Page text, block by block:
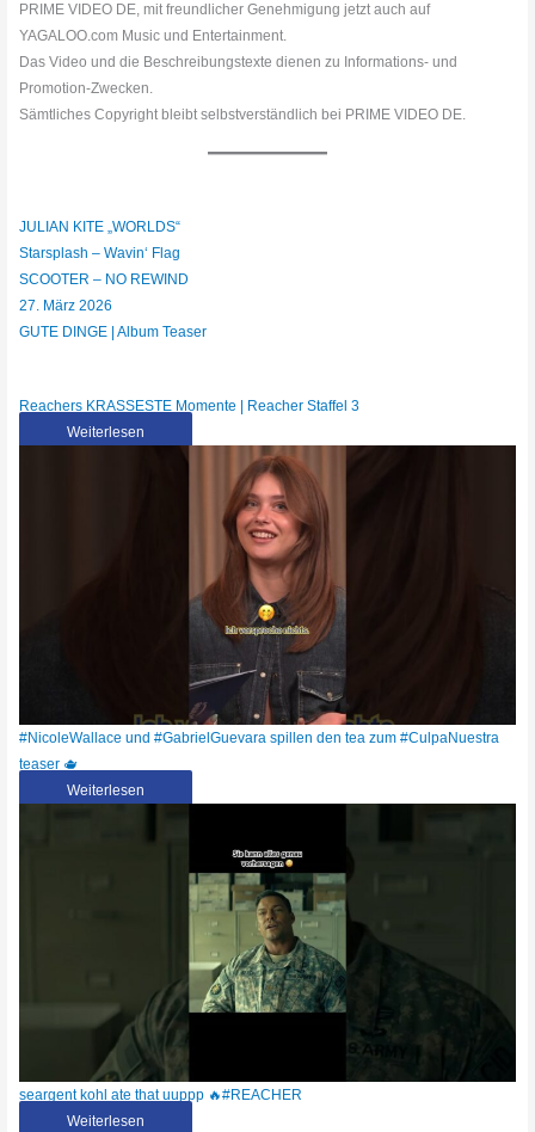
PRIME VIDEO DE, mit freundlicher Genehmigung jetzt auch auf
YAGALOO.com Music und Entertainment.
Das Video und die Beschreibungstexte dienen zu Informations- und
Promotion-Zwecken.
Sämtliches Copyright bleibt selbstverständlich bei PRIME VIDEO DE.
JULIAN KITE „WORLDS“
Starsplash – Wavin‘ Flag
SCOOTER – NO REWIND
27. März 2026
GUTE DINGE | Album Teaser
Reachers KRASSESTE Momente | Reacher Staffel 3
Weiterlesen
#NicoleWallace und #GabrielGuevara spillen den tea zum #CulpaNuestra
teaser 🫖
Weiterlesen
seargent kohl ate that uuppp 🔥#REACHER
Weiterlesen